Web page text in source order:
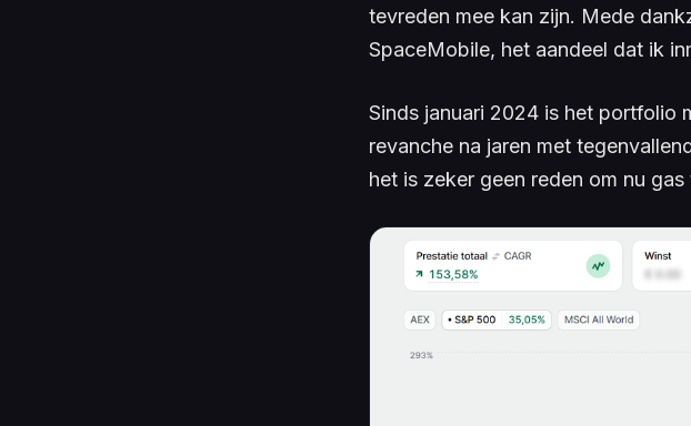
tevreden mee kan zijn. Mede
SpaceMobile, het aandeel dat ik
Sinds januari 2024 is het portfolio
revanche na jaren met
het is zeker geen reden om nu gas